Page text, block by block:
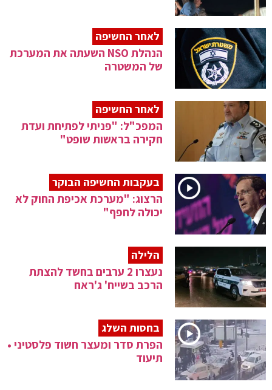
לאחר החשיפה
הנהלת NSO השעתה את המערכת
של המשטרה
לאחר החשיפה
המפכ"ל: "פניתי לפתיחת ועדת
חקירה בראשות שופט"
בעקבות החשיפה הבוקר
הרצוג: "מערכת אכיפת החוק לא
יכולה לחפף"
הלילה
נעצרו 2 ערבים בחשד להצתת
הרכב בשייח' ג'ראח
בחסות השלג
הפרת סדר ומעצר חשוד פלסטיני •
תיעוד